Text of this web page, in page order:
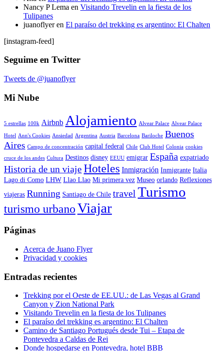
Nancy P Lema en Visitando Trevelin en la fiesta de los
Tulipanes
juanoflyeren El paraíso del trekking es argentino: El Chalten
[instagram-feed]
Seguime en Twitter
Tweets de @juanoflyer
Mi Nube
5 estrellas 100k Airbnb Alojamiento Alvear Palace Alvear Palace
Hotel Ann's Cookies Ansiedad Argentina Austria Barcelona Bariloche Buenos
Aires Campo de concentración capital federal Chile Club Hotel Colonia cookies
cruce de los andes Cultura Destinos disney EEUU emigrar España expatriado
Historia de un viajeHoteles Inmigración Inmigrante Italia
Lago di Como LHW Llao Llao Mi primera vez Museo orlando Reflexiones
viajeras Running Santiago de Chile travel Turismo
turismo urbanoViajar
Páginas
Acerca de Juano Flyer
Privacidad y cookies
Entradas recientes
Trekking por el Oeste de EE.UU.: de Las Vegas al Grand
Canyon y Zion National Park
Visitando Trevelin en la fiesta de los Tulipanes
El paraíso del trekking es argentino: El Chalten
Camino de Santiago Portugués desde Tui – Etapa de
Pontevedra a Caldas de Rei
Donde hospedarse en Pontevedra, hotel BBB